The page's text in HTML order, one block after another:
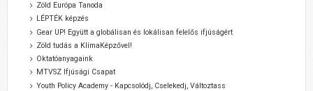
Zöld Európa Tanoda
LÉPTÉK képzés
Gear UP! Együtt a globálisan és lokálisan felelős ifjúságért
Zöld tudás a KlímaKépzővel!
Oktatóanyagaink
MTVSZ Ifjúsági Csapat
Youth Policy Academy - Kapcsolódj, Cselekedj, Változtass